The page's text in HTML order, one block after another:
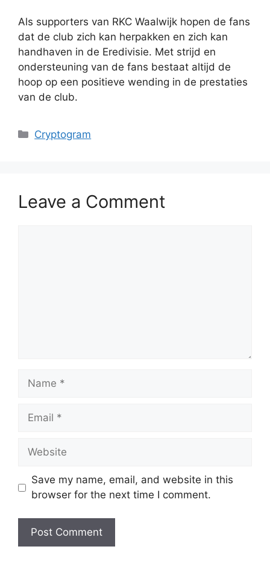
Als supporters van RKC Waalwijk hopen de fans
dat de club zich kan herpakken en zich kan
handhaven in de Eredivisie. Met strijd en
ondersteuning van de fans bestaat altijd de
hoop op een positieve wending in de prestaties
van de club.
Categories
Cryptogram
Leave a Comment
Name
Email
Website
Save my name, email, and website in this
browser for the next time I comment.